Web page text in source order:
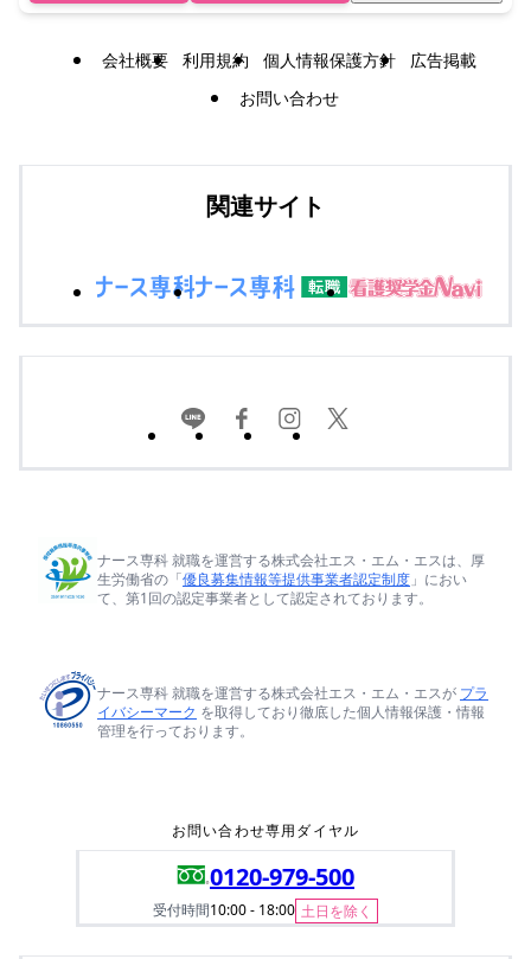
会社概要 利用規約 個人情報保護方針
広告掲載
お問い合わせ
関連サイト
ナース専科 就職を運営する株式会社エス・エム・エスは、厚
生労働省の「優良募集情報等提供事業者認定制度 」におい
て、第1回の認定事業者として認定されております。
ナース専科 就職を運営する株式会社エス・エム・エスが プラ
イバシーマーク を取得しており徹底した個人情報保護・情報
管理を行っております。
お問い合わせ専用ダイヤル
0120-979-500
受付時間10:00 - 18:00 土日を除く